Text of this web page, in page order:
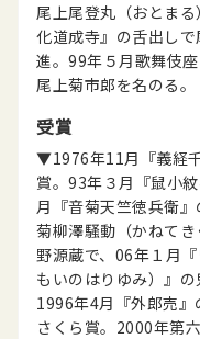
尾上尾登丸（おとま
化道成寺』の舌出し
進。99年５月歌舞伎
尾上菊市郎を名のる。
受賞
▼1976年11月『義経
賞。93年３月『鼠小
月『音菊天竺徳兵衛
菊柳澤騒動（かねて
野源蔵で、06年１月
もいのはりゆみ）』の
1996年4月『外郎売
さくら賞。2000年第